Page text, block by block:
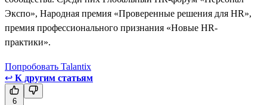
Экспо», Народная премия «Проверенные решения для HR»,
премия профессионального признания «Новые HR-
практики».
Попробовать Talantix
↩ К другим статьям
6